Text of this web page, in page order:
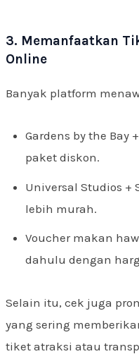
3. Memanfaatkan
Online
Banyak platform
Gardens by the Bay
paket diskon.
Universal Studios +
lebih murah.
Voucher makan
dahulu dengan
Selain itu, cek juga
yang sering
tiket atraksi atau